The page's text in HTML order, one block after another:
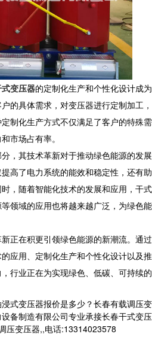
变压器的定制化生产和个性化设计成为
的具体需求，对变压器进行定制加工，
制化生产方式不仅满足了客户的特殊需
市场占有率。
，其技术革新对于推动绿色能源的发展
高了电力系统的能效和稳定性，还有助
，随着智能化技术的发展和应用，干式
领域的应用也将越来越广泛，为绿色能
正在积更引领绿色能源的新潮流。通过
应用、定制化生产和个性化设计以及推
行业正在为实现绿色、低碳、可持续的
式变压器报价是多少？长春有载调压变
备制造有限公司专业承接长春干式变压
压变压器,,电话:13314023578